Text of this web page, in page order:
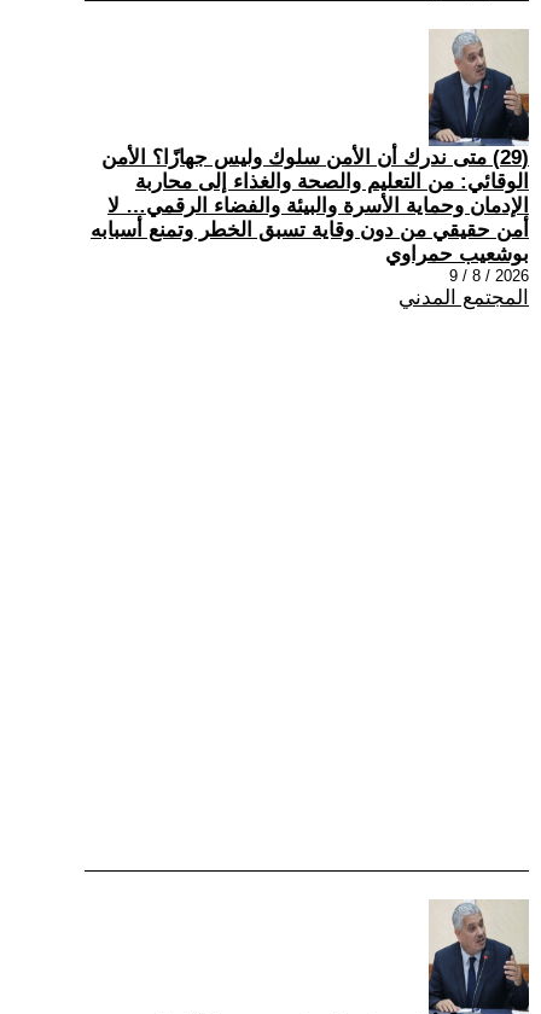
(29) متى ندرك أن الأمن سلوك وليس جهازًا؟ الأمن
الوقائي: من التعليم والصحة والغذاء إلى محاربة
الإدمان وحماية الأسرة والبيئة والفضاء الرقمي… لا
أمن حقيقي من دون وقاية تسبق الخطر وتمنع أسبابه
بوشعيب حمراوي
2026 / 8 / 9
المجتمع المدني